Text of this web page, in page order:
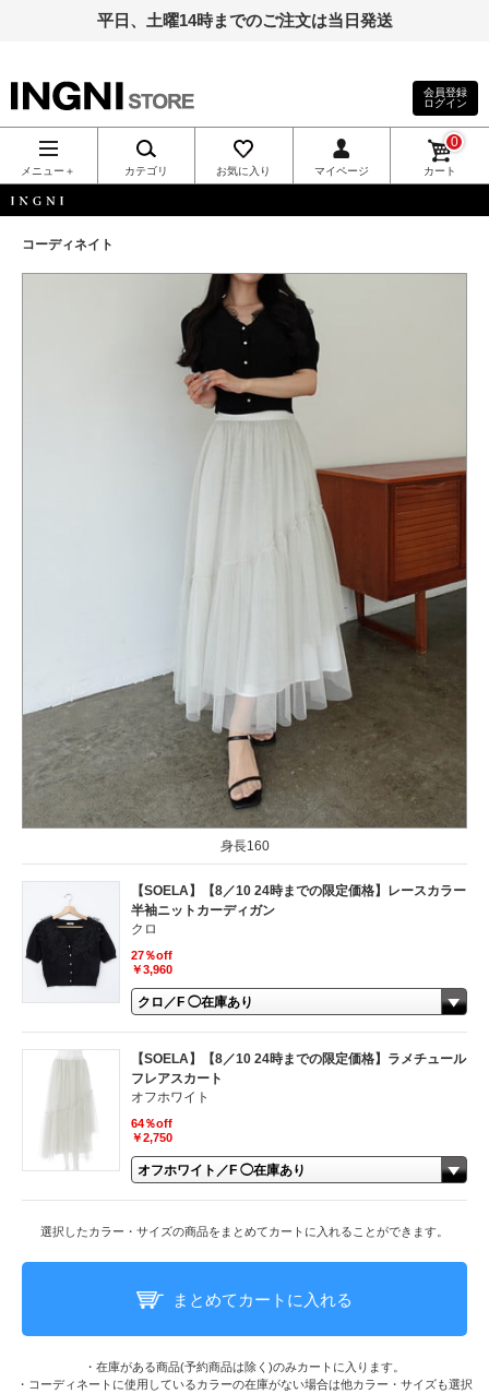
平日、土曜14時までのご注文は当日発送
INGNI（イン
グ）公式通
販｜INGNI
STORE
会員登録
ログイン
メニュー＋ カテゴリ お気に入り マイページ カート
0
コーディネイト
身長160
【SOELA】【8／10 24時までの限定価格】レースカラー
半袖ニットカーディガン
クロ
27％off
￥3,960
【SOELA】【8／10 24時までの限定価格】ラメチュール
フレアスカート
オフホワイト
64％off
￥2,750
選択したカラー・サイズの商品をまとめてカートに入れることができます。
まとめてカートに入れる
・在庫がある商品(予約商品は除く)のみカートに入ります。
・コーディネートに使用しているカラーの在庫がない場合は他カラー・サイズも選択